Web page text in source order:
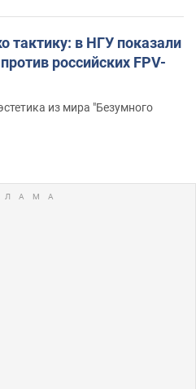
тактику: в НГУ показали
российских FPV-
из мира "Безумного